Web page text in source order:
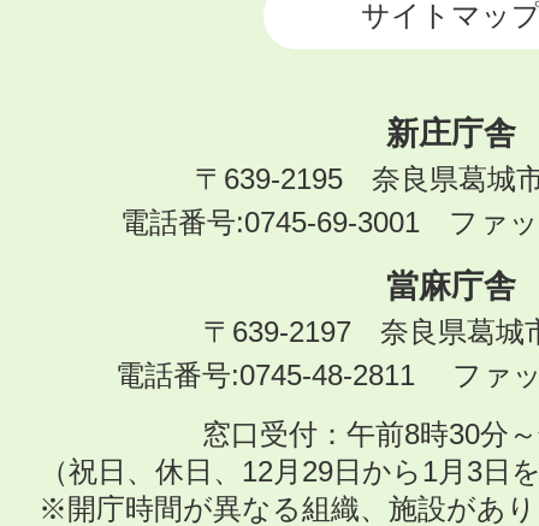
サイトマッ
新庄庁舎
〒639-2195 奈良県葛城
電話番号:0745-69-3001 ファ
當麻庁舎
〒639-2197 奈良県葛城
電話番号:0745-48-2811 ファ
窓口受付：午前8時30分
（祝日、休日、12月29日から1月3日
※開庁時間が異なる組織、施設があ